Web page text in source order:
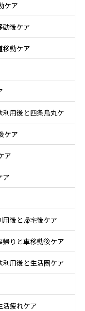
ケア
動後ケア
移動ケア
用後と四条烏丸ケ
ケア
ア
ア
後と帰宅後ケア
りと車移動後ケア
用後と生活圏ケア
活疲れケア